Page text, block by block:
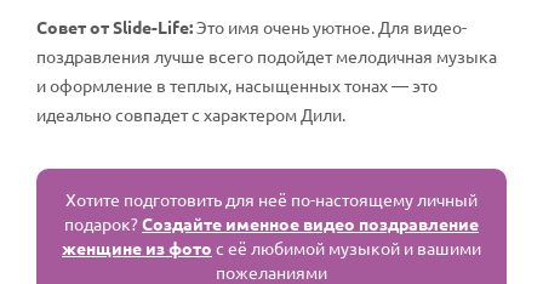
Совет от Slide-Life:Это имя очень уютное. Для видео-
поздравления лучше всего подойдет мелодичная музыка
и оформление в теплых, насыщенных тонах — это
идеально совпадет с характером Дили.
Хотите подготовить для неё по-настоящему личный
подарок?Создайте именное видео поздравление
женщине из фото с её любимой музыкой и вашими
пожеланиями